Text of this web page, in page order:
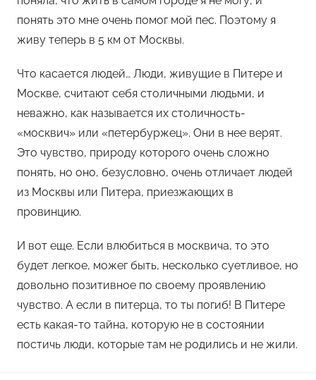
понять это мне очень помог мой пес. Поэтому я
живу теперь в 5 км от Москвы.
Что касается людей… Люди, живущие в Питере и
Москве, считают себя столичными людьми, и
неважно, как называется их столичность-
«москвич» или «петербуржец». Они в нее верят.
Это чувство, природу которого очень сложно
понять, но оно, безусловно, очень отличает людей
из Москвы или Питера, приезжающих в
провинцию.
И вот еще. Если влюбиться в москвича, то это
будет легкое, можег быть, несколько суетливое, но
довольно позитивное по своему проявлению
чувство. А если в питерца, то ты погиб! В Питере
есть какая-то тайна, которую не в состоянии
постичь люди, которые там не родились и не жили.